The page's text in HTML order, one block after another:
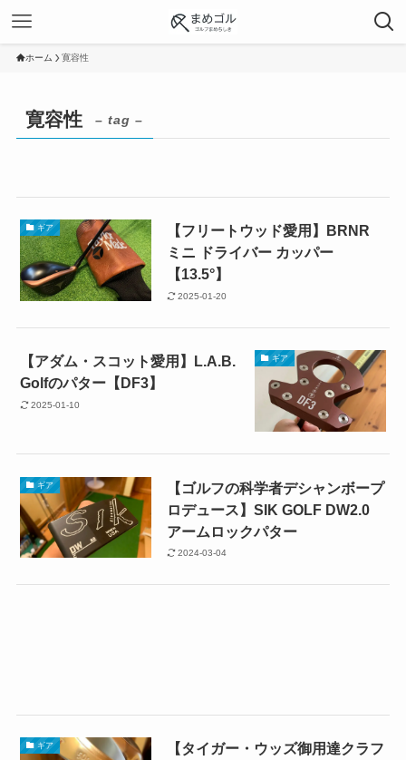
ホーム 寛容性
寛容性 – tag –
ギア
【フリートウッド愛用】BRNR
ミニ ドライバー カッパー
【13.5°】
2025-01-20
ギア
【アダム・スコット愛用】L.A.B.
Golfのパター【DF3】
2025-01-10
ギア
【ゴルフの科学者デシャンボープ
ロデュース】SIK GOLF DW2.0
アームロックパター
2024-03-04
ギア
【タイガー・ウッズ御用達クラフ